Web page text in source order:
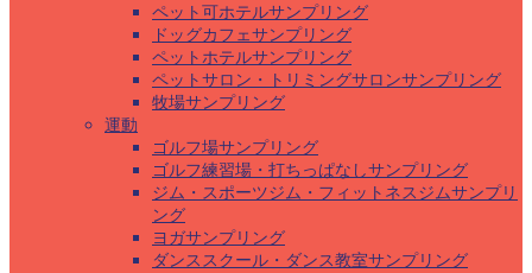
ペット可ホテルサンプリング
ドッグカフェサンプリング
ペットホテルサンプリング
ペットサロン・トリミングサロンサンプリング
牧場サンプリング
運動
ゴルフ場サンプリング
ゴルフ練習場・打ちっぱなしサンプリング
ジム・スポーツジム・フィットネスジムサンプリ
ング
ヨガサンプリング
ダンススクール・ダンス教室サンプリング